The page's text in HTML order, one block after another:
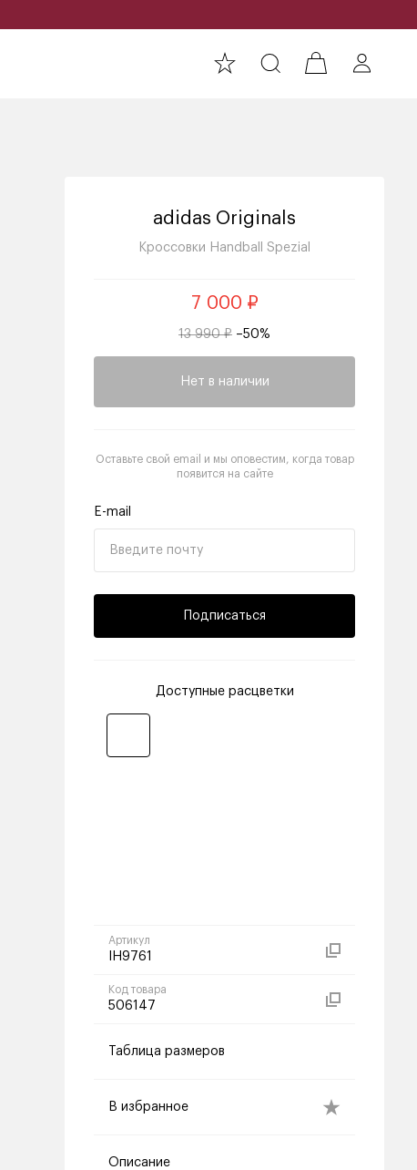
adidas Originals
Кроссовки Handball Spezial
7 000 ₽
13 990 ₽ –50%
Нет в наличии
Оставьте свой email и мы оповестим, когда товар
появится на сайте
E-mail
Подписаться
Доступные расцветки
Артикул
IH9761
Код товара
506147
Таблица размеров
В избранное
Описание